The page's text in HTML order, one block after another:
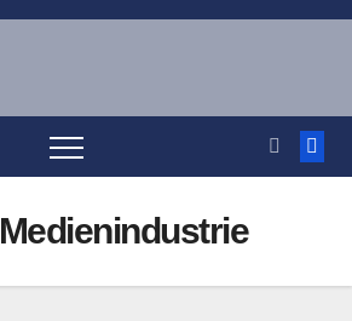
Medienindustrie